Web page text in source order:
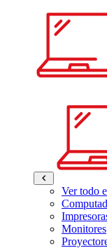
Ver todo
Monitores